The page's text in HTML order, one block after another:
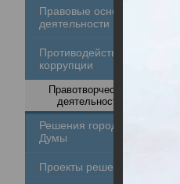
Правовые основы
деятельности
Противодействие
коррупции
Правотворческая
деятельность
Решения городской
Думы
Проекты решений